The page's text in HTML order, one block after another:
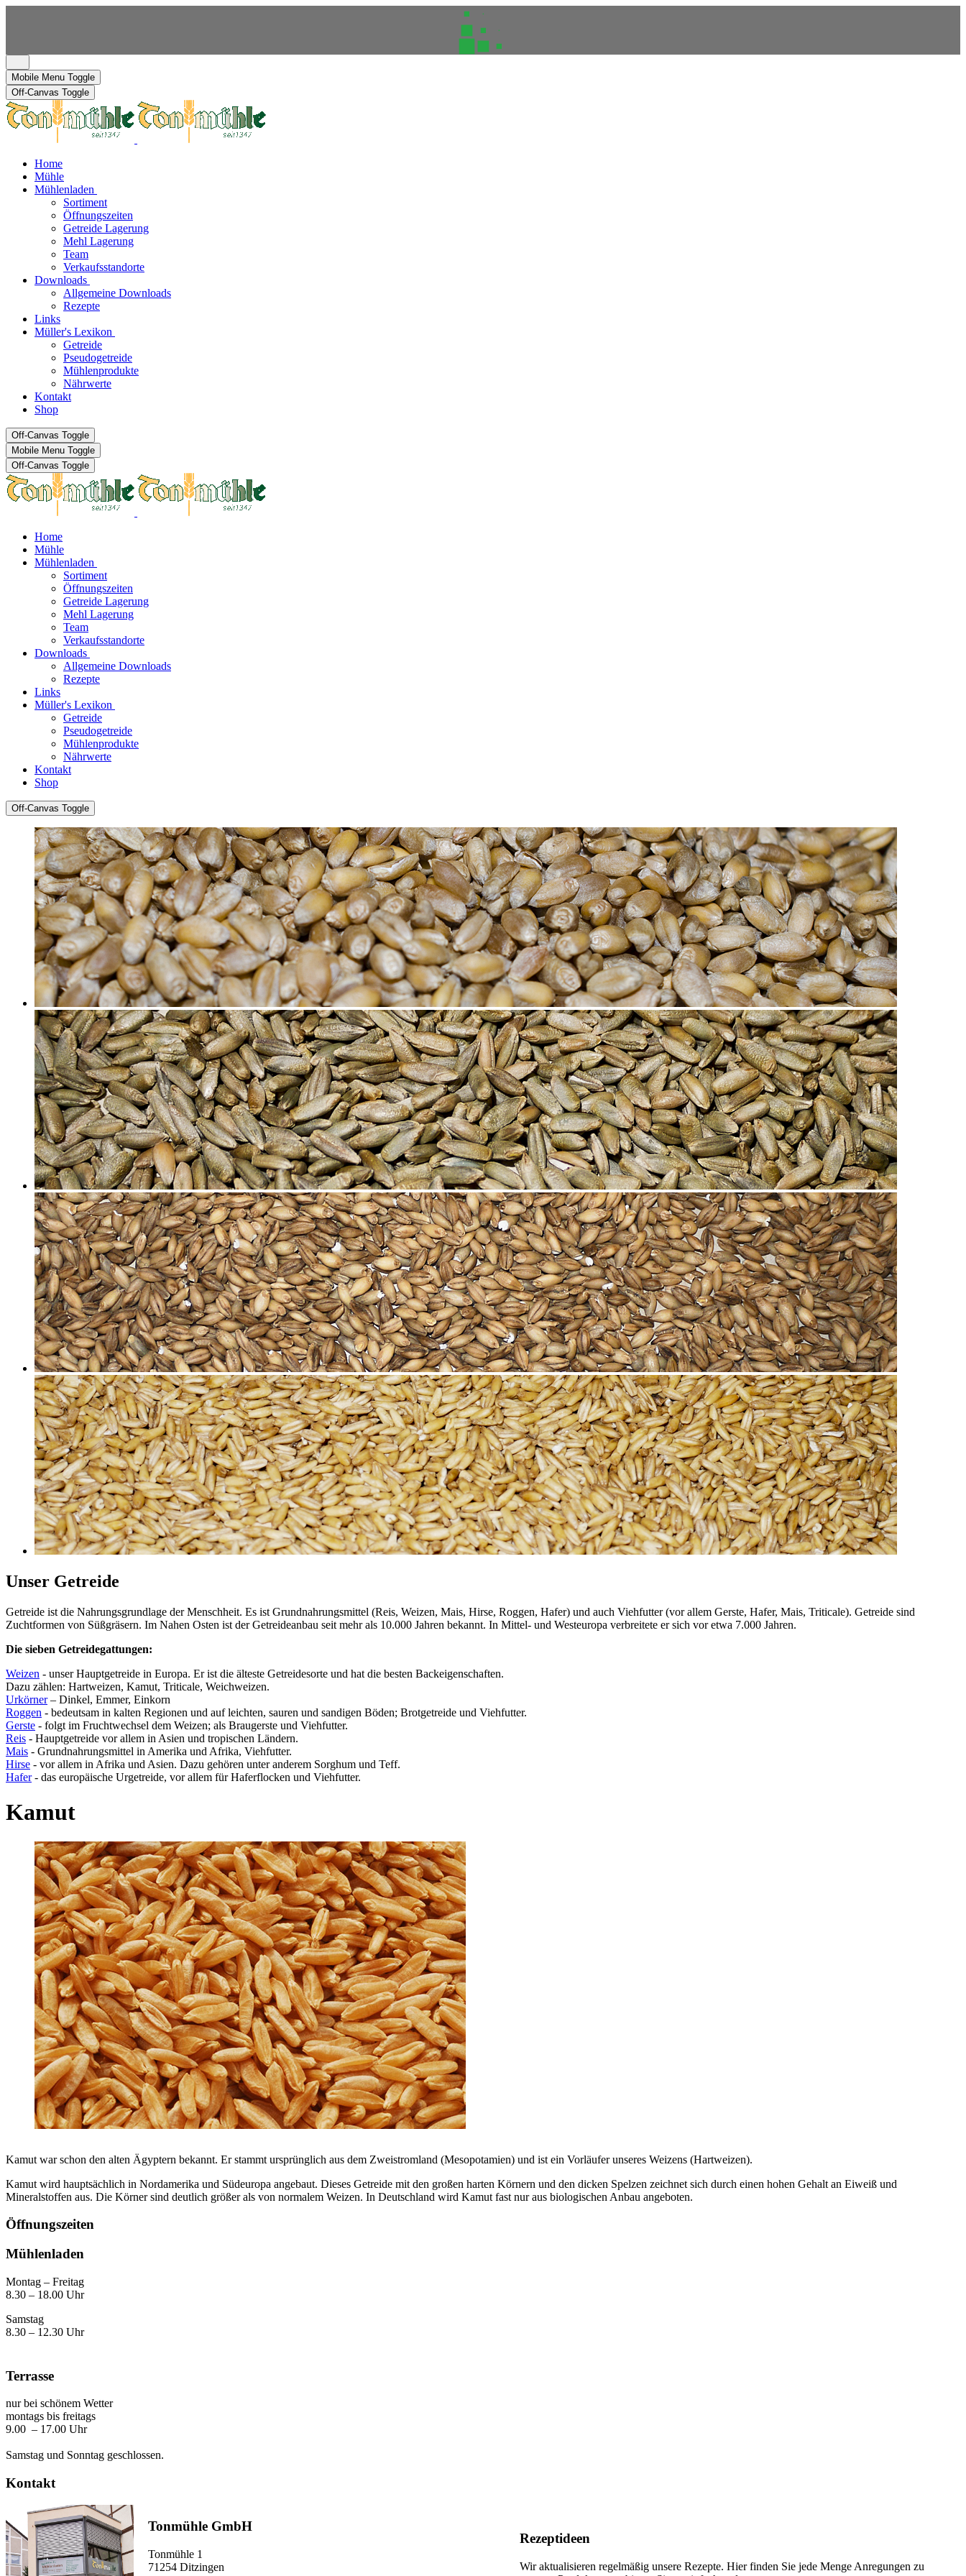
Mobile Menu Toggle
Off-Canvas Toggle
Home
Mühle
Mühlenladen
Sortiment
Öffnungszeiten
Getreide Lagerung
Mehl Lagerung
Team
Verkaufsstandorte
Downloads
Allgemeine Downloads
Rezepte
Links
Müller's Lexikon
Getreide
Pseudogetreide
Mühlenprodukte
Nährwerte
Kontakt
Shop
Off-Canvas Toggle
Mobile Menu Toggle
Off-Canvas Toggle
Home
Mühle
Mühlenladen
Sortiment
Öffnungszeiten
Getreide Lagerung
Mehl Lagerung
Team
Verkaufsstandorte
Downloads
Allgemeine Downloads
Rezepte
Links
Müller's Lexikon
Getreide
Pseudogetreide
Mühlenprodukte
Nährwerte
Kontakt
Shop
Off-Canvas Toggle
Unser Getreide
Getreide ist die Nahrungsgrundlage der Menschheit. Es ist Grundnahrungsmittel (Reis, Weizen, Mais, Hirse, Roggen, Hafer) und auch Viehfutter (vor allem Gerste, Hafer, Mais, Triticale). Getreide sind
Zuchtformen von Süßgräsern. Im Nahen Osten ist der Getreideanbau seit mehr als 10.000 Jahren bekannt. In Mittel- und Westeuropa verbreitete er sich vor etwa 7.000 Jahren.
Die sieben Getreidegattungen:
Weizen - unser Hauptgetreide in Europa. Er ist die älteste Getreidesorte und hat die besten Backeigenschaften.
Dazu zählen: Hartweizen, Kamut, Triticale, Weichweizen.
Urkörner– Dinkel, Emmer, Einkorn
Roggen - bedeutsam in kalten Regionen und auf leichten, sauren und sandigen Böden; Brotgetreide und Viehfutter.
Gerste - folgt im Fruchtwechsel dem Weizen; als Braugerste und Viehfutter.
Reis - Hauptgetreide vor allem in Asien und tropischen Ländern.
Mais - Grundnahrungsmittel in Amerika und Afrika, Viehfutter.
Hirse - vor allem in Afrika und Asien. Dazu gehören unter anderem Sorghum und Teff.
Hafer- das europäische Urgetreide, vor allem für Haferflocken und Viehfutter.
Kamut
Kamut war schon den alten Ägyptern bekannt. Er stammt ursprünglich aus dem Zweistromland (Mesopotamien) und ist ein Vorläufer unseres Weizens (Hartweizen).
Kamut wird hauptsächlich in Nordamerika und Südeuropa angebaut. Dieses Getreide mit den großen harten Körnern und den dicken Spelzen zeichnet sich durch einen hohen Gehalt an Eiweiß und
Mineralstoffen aus. Die Körner sind deutlich größer als von normalem Weizen. In Deutschland wird Kamut fast nur aus biologischen Anbau angeboten.
Öffnungszeiten
Mühlenladen
Montag – Freitag
8.30 – 18.00 Uhr
Samstag
8.30 – 12.30 Uhr
Terrasse
nur bei schönem Wetter
montags bis freitags
9.00 – 17.00 Uhr
Samstag und Sonntag geschlossen.
Kontakt
Tonmühle GmbH
Tonmühle 1
71254 Ditzingen
Rezeptideen
Wir aktualisieren regelmäßig unsere Rezepte. Hier finden Sie jede Menge Anregungen zu